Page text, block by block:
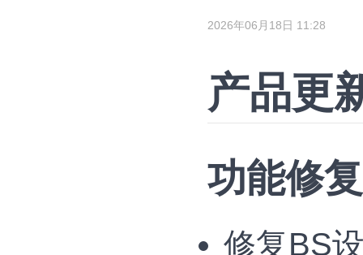
2026年06月18日 11:28
产品更
功能修
修复BS